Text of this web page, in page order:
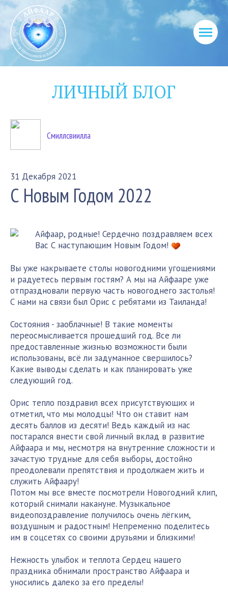
ЛИЧНЫЙ БЛОГ
Смиллсвиилла
31 Декабря 2021
С Новым Годом 2022
Айфаар, родные! Сердечно поздравляем всех
Вас С наступающим Новым Годом!
Вы уже накрываете столы новогодними угощениями
и радуетесь первым гостям? А мы на Айфааре уже
отпраздновали первую часть новогоднего застолья!
С нами на связи был Орис с ребятами из Таиланда!
Состояния - заоблачные! В такие моменты
переосмысливается прошедший год. Все ли
предоставленные жизнью возможности были
использованы, всё ли задуманное свершилось?
Какие выводы сделать и как планировать уже
следующий год.
Орис тепло поздравил всех присутствующих и
отметил, что мы молодцы! Что он ставит нам
десять баллов из десяти! Ведь каждый из нас
постарался внести свой личный вклад в развитие
Айфаара и мы, несмотря на внутренние сложности и
зачастую трудные для себя выборы, достойно
преодолевали препятствия и продолжаем жить и
служить Айфаару!
Потом мы все вместе посмотрели Новогодний клип,
который снимали накануне. Музыкальное
видеопоздравление получилось очень лёгким,
воздушным и радостным! Непременно поделитесь
им в соцсетях со своими друзьями и близкими!
Нежность улыбок и теплота Сердец нашего
праздника обнимали пространство Айфаара и
уносились далеко за его пределы!